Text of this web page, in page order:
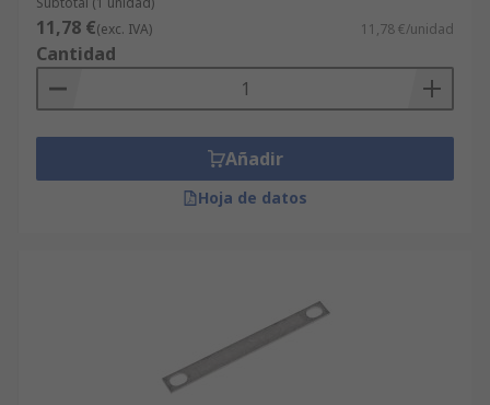
11,78 €(exc. IVA) 11,78 €/unidad
Cantidad
Añadir
Hoja de datos